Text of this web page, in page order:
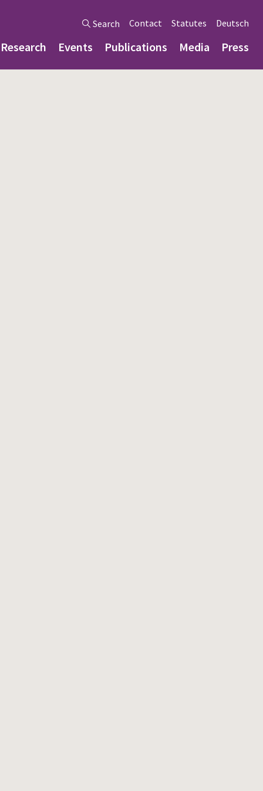
Search Contact Statutes Deutsch
Research Events Publications Media Press